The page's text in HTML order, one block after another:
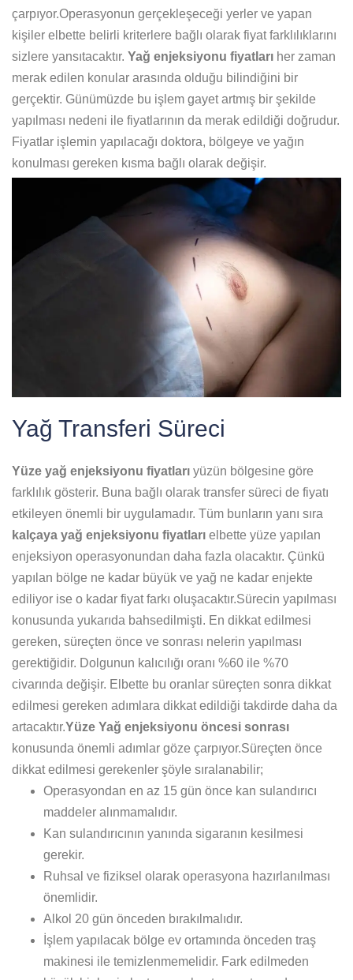
çarpıyor.Operasyonun gerçekleşeceği yerler ve yapan
kişiler elbette belirli kriterlere bağlı olarak fiyat farklılıklarını
sizlere yansıtacaktır. Yağ enjeksiyonu fiyatları her zaman
merak edilen konular arasında olduğu bilindiğini bir
gerçektir. Günümüzde bu işlem gayet artmış bir şekilde
yapılması nedeni ile fiyatlarının da merak edildiği doğrudur.
Fiyatlar işlemin yapılacağı doktora, bölgeye ve yağın
konulması gereken kısma bağlı olarak değişir.
Yağ Transferi Süreci
Yüze yağ enjeksiyonu fiyatları yüzün bölgesine göre
farklılık gösterir. Buna bağlı olarak transfer süreci de fiyatı
etkileyen önemli bir uygulamadır. Tüm bunların yanı sıra
kalçaya yağ enjeksiyonu fiyatları elbette yüze yapılan
enjeksiyon operasyonundan daha fazla olacaktır. Çünkü
yapılan bölge ne kadar büyük ve yağ ne kadar enjekte
ediliyor ise o kadar fiyat farkı oluşacaktır.Sürecin yapılması
konusunda yukarıda bahsedilmişti. En dikkat edilmesi
gereken, süreçten önce ve sonrası nelerin yapılması
gerektiğidir. Dolgunun kalıcılığı oranı %60 ile %70
civarında değişir. Elbette bu oranlar süreçten sonra dikkat
edilmesi gereken adımlara dikkat edildiği takdirde daha da
artacaktır.Yüze Yağ enjeksiyonu öncesi sonrası
konusunda önemli adımlar göze çarpıyor.Süreçten önce
dikkat edilmesi gerekenler şöyle sıralanabilir;
Operasyondan en az 15 gün önce kan sulandırıcı
maddeler alınmamalıdır.
Kan sulandırıcının yanında sigaranın kesilmesi
gerekir.
Ruhsal ve fiziksel olarak operasyona hazırlanılması
önemlidir.
Alkol 20 gün önceden bırakılmalıdır.
İşlem yapılacak bölge ev ortamında önceden traş
makinesi ile temizlenmemelidir. Fark edilmeden